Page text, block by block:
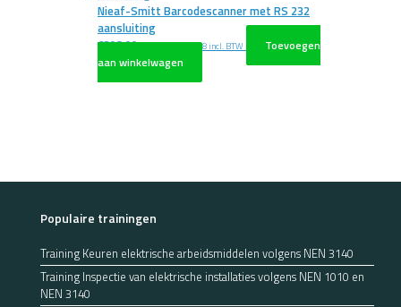
Nieaf-Smitt Barcodescanner met RS 232
aansluiting
€398,00 excl. BTW€481,58 incl. BTW
Toevoegen
aan winkelwagen
Populaire trainingen
Training Keuren elektrische arbeidsmiddelen volgens NEN 3140
Training Inspectie van elektrische installaties volgens NEN 1010 en
NEN 3140